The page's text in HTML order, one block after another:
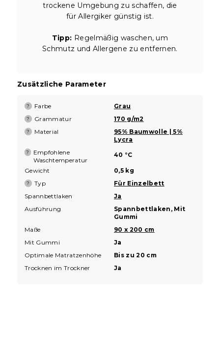
trockene Umgebung zu schaffen, die
für Allergiker günstig ist.
Tipp: Regelmäßig waschen, um
Schmutz und Allergene zu entfernen.
Zusätzliche Parameter
? Farbe Grau
? Grammatur 170 g/m2
? Material
95% Baumwolle | 5%
Lycra
?
Empfohlene
Waschtemperatur
40 °C
Gewicht 0,5 kg
? Typ
Für Einzelbett
Spannbettlaken
Ja
Ausführung
Spannbettlaken, Mit
Gummi
Maße
90 x 200 cm
Mit Gummi
Ja
Optimale Matratzenhöhe
Bis zu 20 cm
Trocknen im Trockner
Ja